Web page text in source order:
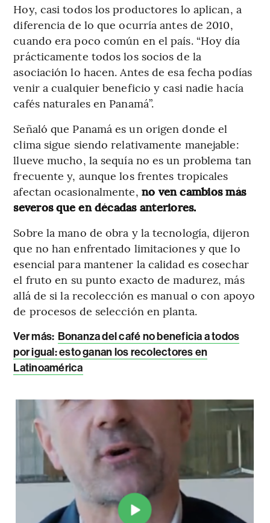
Hoy, casi todos los productores lo aplican, a
diferencia de lo que ocurría antes de 2010,
cuando era poco común en el país. “Hoy día
prácticamente todos los socios de la
asociación lo hacen. Antes de esa fecha podías
venir a cualquier beneficio y casi nadie hacía
cafés naturales en Panamá”.
Señaló que Panamá es un origen donde el
clima sigue siendo relativamente manejable:
llueve mucho, la sequía no es un problema tan
frecuente y, aunque los frentes tropicales
afectan ocasionalmente, no ven cambios más
severos que en décadas anteriores.
Sobre la mano de obra y la tecnología, dijeron
que no han enfrentado limitaciones y que lo
esencial para mantener la calidad es cosechar
el fruto en su punto exacto de madurez, más
allá de si la recolección es manual o con apoyo
de procesos de selección en planta.
Ver más: Bonanza del café no beneficia a todos
por igual: esto ganan los recolectores en
Latinoamérica